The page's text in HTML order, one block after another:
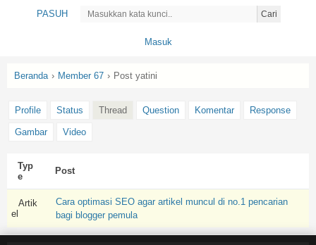
PASUH Cari
Masuk
Beranda › Member 67 › Post yatini
Profile Status Thread Question Komentar Response
Gambar Video
Typ
e
Post
Artik
el
Cara optimasi SEO agar artikel muncul di no.1 pencarian
bagi blogger pemula